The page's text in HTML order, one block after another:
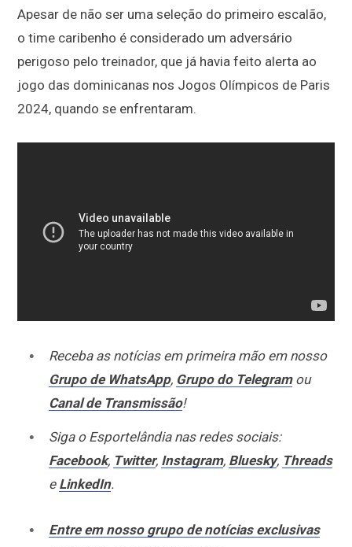
Apesar de não ser uma seleção do primeiro escalão,
o time caribenho é considerado um adversário
perigoso pelo treinador, que já havia feito alerta ao
jogo das dominicanas nos Jogos Olímpicos de Paris
2024, quando se enfrentaram.
Receba as notícias em primeira mão em nosso
Grupo de WhatsApp, Grupo do Telegram ou
Canal de Transmissão!
Siga o Esportelândia nas redes sociais:
Facebook, Twitter, Instagram, Bluesky, Threads
e LinkedIn.
Entre em nosso grupo de notícias exclusivas